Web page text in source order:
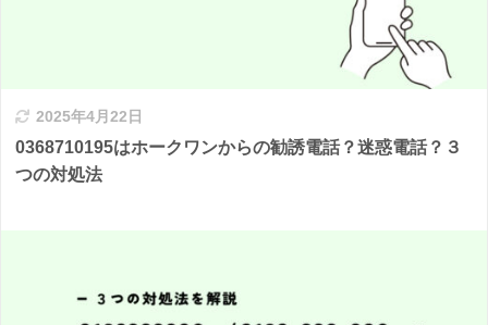
2025年4月22日
0368710195はホークワンからの勧誘電話？迷惑電話？３
つの対処法